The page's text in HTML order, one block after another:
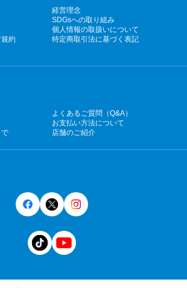
経営理念
SDGsへの取り組み
個人情報の取扱いについて
約
特定商取引法に基づく表記
よくあるご質問（Q&A）
お支払い方法について
で
店舗のご紹介